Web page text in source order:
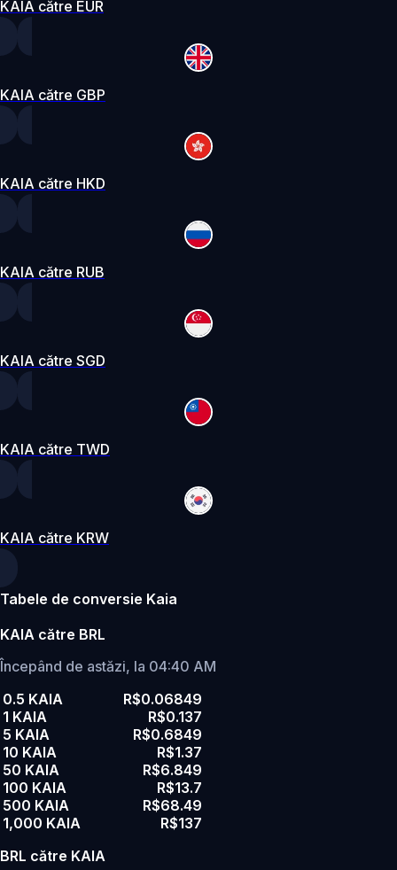
KAIA către EUR
KAIA către GBP
KAIA către HKD
KAIA către RUB
KAIA către SGD
KAIA către TWD
KAIA către KRW
Tabele de conversie Kaia
KAIA către BRL
Începând de astăzi, la 04:40 AM
0.5 KAIA
R$0.06849
1 KAIA
R$0.137
5 KAIA
R$0.6849
10 KAIA
R$1.37
50 KAIA
R$6.849
100 KAIA
R$13.7
500 KAIA
R$68.49
1,000 KAIA
R$137
BRL către KAIA